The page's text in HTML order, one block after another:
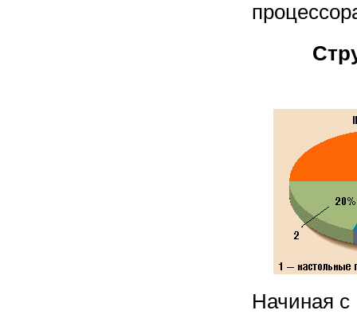
Начиная с